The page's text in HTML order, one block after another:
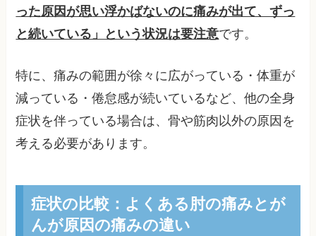
った原因が思い浮かばないのに痛みが出て、ずっ
と続いている」という状況は要注意です。
特に、痛みの範囲が徐々に広がっている・体重が
減っている・倦怠感が続いているなど、他の全身
症状を伴っている場合は、骨や筋肉以外の原因を
考える必要があります。
症状の比較：よくある肘の痛みとが
んが原因の痛みの違い